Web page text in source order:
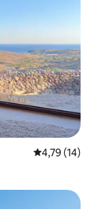
Średnia
4,79 (14)